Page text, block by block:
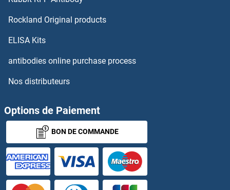
GLG1 Kits ELISA
GLI1 Kits ELISA
GLI2 Kits ELISA
GLI3 Kits ELISA
GLIPR1 Kits ELISA
GLIPR1L2 Kits ELISA
Rockland Original products
ELISA Kits
antibodies online purchase process
Nos distributeurs
Options de Paiement
BON DE COMMANDE